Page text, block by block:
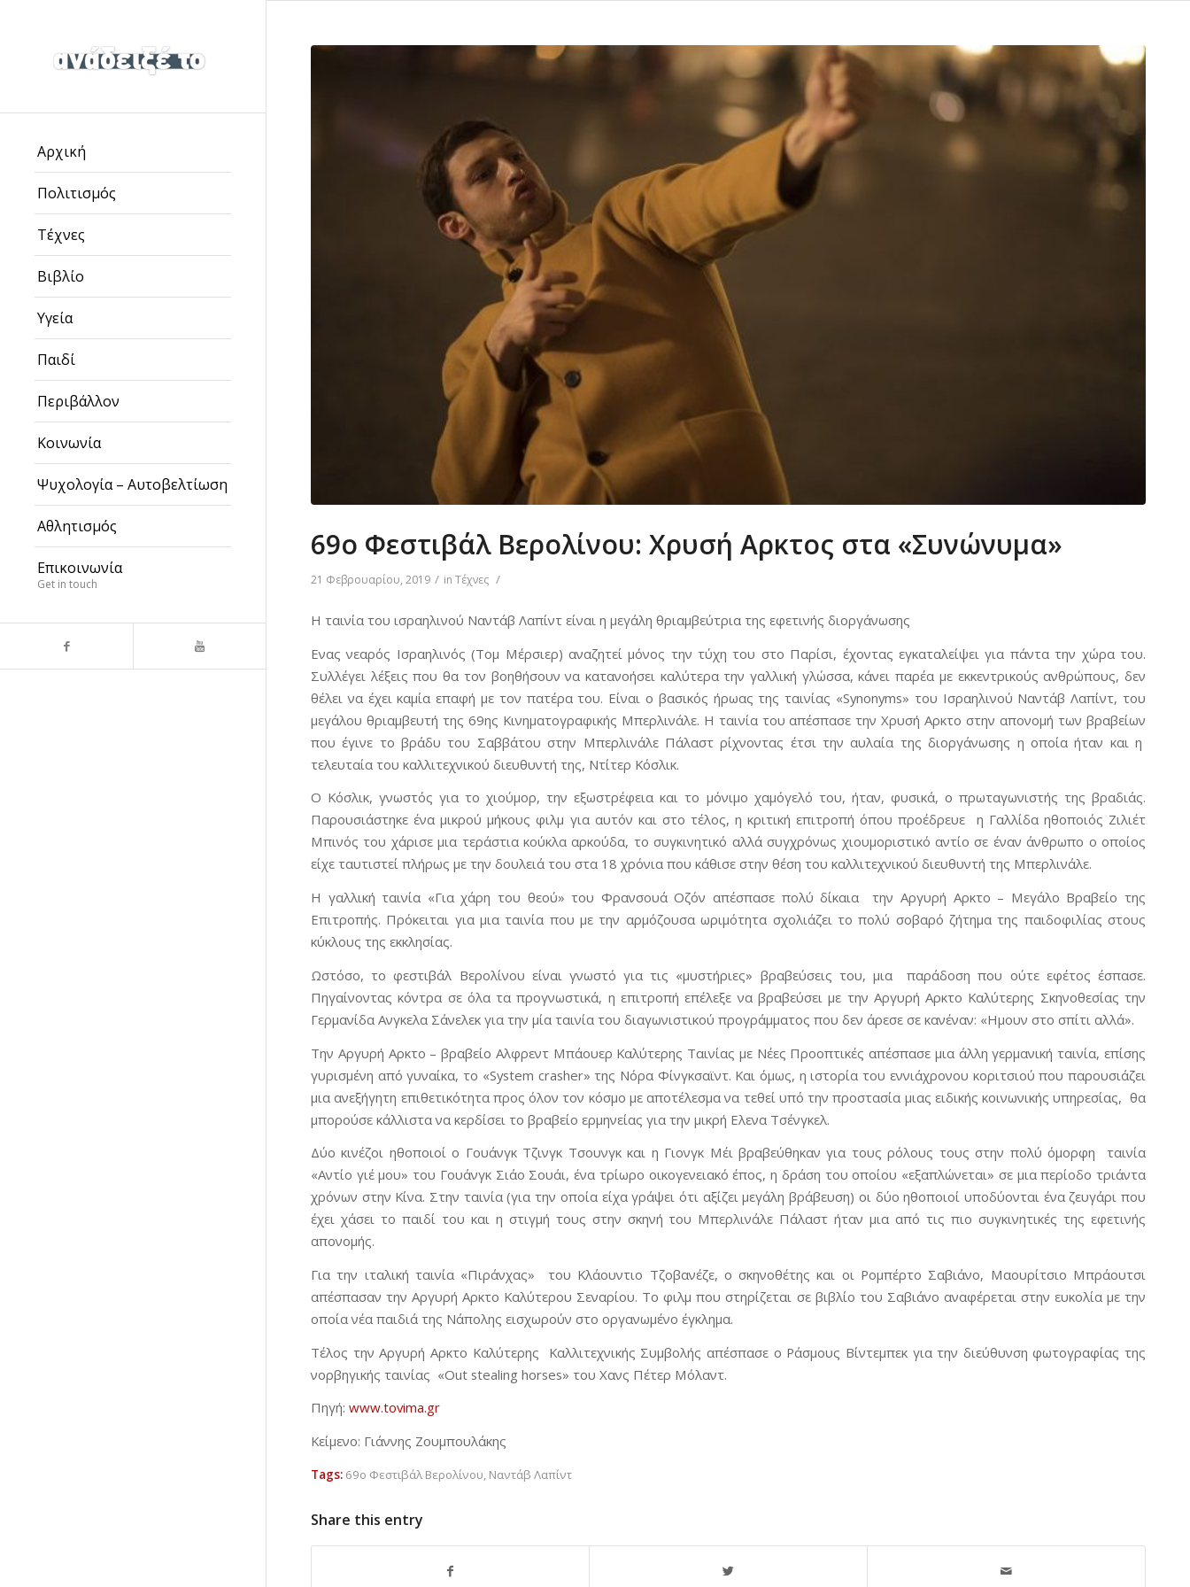
Αρχική
Πολιτισμός
Τέχνες
Βιβλίο
Υγεία
Παιδί
Περιβάλλον
Κοινωνία
Ψυχολογία – Αυτοβελτίωση
Αθλητισμός
Επικοινωνία
Get in touch
69ο Φεστιβάλ Βερολίνου: Χρυσή Αρκτος στα «Συνώνυμα»
21 Φεβρουαρίου, 2019 / in Τέχνες /
Η ταινία του ισραηλινού Ναντάβ Λαπίντ είναι η μεγάλη θριαμβεύτρια της εφετινής διοργάνωσης
Ενας νεαρός Ισραηλινός (Τομ Μέρσιερ) αναζητεί μόνος την τύχη του στο Παρίσι, έχοντας εγκαταλείψει για πάντα την χώρα του.
Συλλέγει λέξεις που θα τον βοηθήσουν να κατανοήσει καλύτερα την γαλλική γλώσσα, κάνει παρέα με εκκεντρικούς ανθρώπους, δεν
θέλει να έχει καμία επαφή με τον πατέρα του. Είναι ο βασικός ήρωας της ταινίας «Synonyms» του Ισραηλινού Ναντάβ Λαπίντ, του
μεγάλου θριαμβευτή της 69ης Κινηματογραφικής Μπερλινάλε. Η ταινία του απέσπασε την Χρυσή Αρκτο στην απονομή των βραβείων
που έγινε το βράδυ του Σαββάτου στην Μπερλινάλε Πάλαστ ρίχνοντας έτσι την αυλαία της διοργάνωσης η οποία ήταν και η
τελευταία του καλλιτεχνικού διευθυντή της, Ντίτερ Κόσλικ.
Ο Κόσλικ, γνωστός για το χιούμορ, την εξωστρέφεια και το μόνιμο χαμόγελό του, ήταν, φυσικά, ο πρωταγωνιστής της βραδιάς.
Παρουσιάστηκε ένα μικρού μήκους φιλμ για αυτόν και στο τέλος, η κριτική επιτροπή όπου προέδρευε η Γαλλίδα ηθοποιός Ζιλιέτ
Μπινός του χάρισε μια τεράστια κούκλα αρκούδα, το συγκινητικό αλλά συγχρόνως χιουμοριστικό αντίο σε έναν άνθρωπο ο οποίος
είχε ταυτιστεί πλήρως με την δουλειά του στα 18 χρόνια που κάθισε στην θέση του καλλιτεχνικού διευθυντή της Μπερλινάλε.
Η γαλλική ταινία «Για χάρη του θεού» του Φρανσουά Οζόν απέσπασε πολύ δίκαια την Αργυρή Αρκτο – Μεγάλο Βραβείο της
Επιτροπής. Πρόκειται για μια ταινία που με την αρμόζουσα ωριμότητα σχολιάζει το πολύ σοβαρό ζήτημα της παιδοφιλίας στους
κύκλους της εκκλησίας.
Ωστόσο, το φεστιβάλ Βερολίνου είναι γνωστό για τις «μυστήριες» βραβεύσεις του, μια παράδοση που ούτε εφέτος έσπασε.
Πηγαίνοντας κόντρα σε όλα τα προγνωστικά, η επιτροπή επέλεξε να βραβεύσει με την Αργυρή Αρκτο Καλύτερης Σκηνοθεσίας την
Γερμανίδα Ανγκελα Σάνελεκ για την μία ταινία του διαγωνιστικού προγράμματος που δεν άρεσε σε κανέναν: «Ημουν στο σπίτι αλλά».
Την Αργυρή Αρκτο – βραβείο Αλφρεντ Μπάουερ Καλύτερης Ταινίας με Νέες Προοπτικές απέσπασε μια άλλη γερμανική ταινία, επίσης
γυρισμένη από γυναίκα, το «System crasher» της Νόρα Φίνγκσαϊντ. Και όμως, η ιστορία του εννιάχρονου κοριτσιού που παρουσιάζει
μια ανεξήγητη επιθετικότητα προς όλον τον κόσμο με αποτέλεσμα να τεθεί υπό την προστασία μιας ειδικής κοινωνικής υπηρεσίας, θα
μπορούσε κάλλιστα να κερδίσει το βραβείο ερμηνείας για την μικρή Ελενα Τσένγκελ.
Δύο κινέζοι ηθοποιοί ο Γουάνγκ Τζινγκ Τσουνγκ και η Γιονγκ Μέι βραβεύθηκαν για τους ρόλους τους στην πολύ όμορφη ταινία
«Αντίο γιέ μου» του Γουάνγκ Σιάο Σουάι, ένα τρίωρο οικογενειακό έπος, η δράση του οποίου «εξαπλώνεται» σε μια περίοδο τριάντα
χρόνων στην Κίνα. Στην ταινία (για την οποία είχα γράψει ότι αξίζει μεγάλη βράβευση) οι δύο ηθοποιοί υποδύονται ένα ζευγάρι που
έχει χάσει το παιδί του και η στιγμή τους στην σκηνή του Μπερλινάλε Πάλαστ ήταν μια από τις πιο συγκινητικές της εφετινής
απονομής.
Για την ιταλική ταινία «Πιράνχας» του Κλάουντιο Τζοβανέζε, ο σκηνοθέτης και οι Ρομπέρτο Σαβιάνο, Μαουρίτσιο Μπράουτσι
απέσπασαν την Αργυρή Αρκτο Καλύτερου Σεναρίου. Το φιλμ που στηρίζεται σε βιβλίο του Σαβιάνο αναφέρεται στην ευκολία με την
οποία νέα παιδιά της Νάπολης εισχωρούν στο οργανωμένο έγκλημα.
Τέλος την Αργυρή Αρκτο Καλύτερης Καλλιτεχνικής Συμβολής απέσπασε ο Ράσμους Βίντεμπεκ για την διεύθυνση φωτογραφίας της
νορβηγικής ταινίας «Out stealing horses» του Χανς Πέτερ Μόλαντ.
Πηγή: www.tovima.gr
Κείμενο: Γιάννης Ζουμπουλάκης
Tags: 69ο Φεστιβάλ Βερολίνου, Ναντάβ Λαπίντ
Share this entry